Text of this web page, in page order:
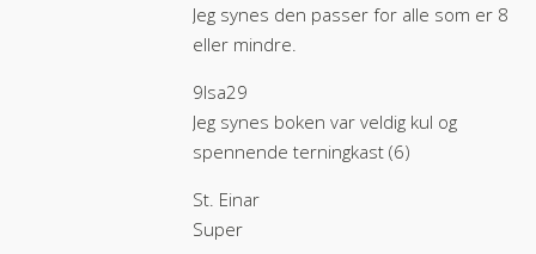
Jeg synes den passer for alle som er 8
eller mindre.
9lsa29
Jeg synes boken var veldig kul og
spennende terningkast (6)
St. Einar
Super